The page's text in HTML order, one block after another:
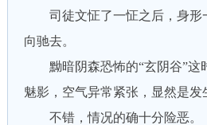
司徒文怔了一怔之后，身形
向驰去。
黝暗阴森恐怖的“玄阴谷”这
魅影，空气异常紧张，显然是发
不错，情况的确十分险恶。